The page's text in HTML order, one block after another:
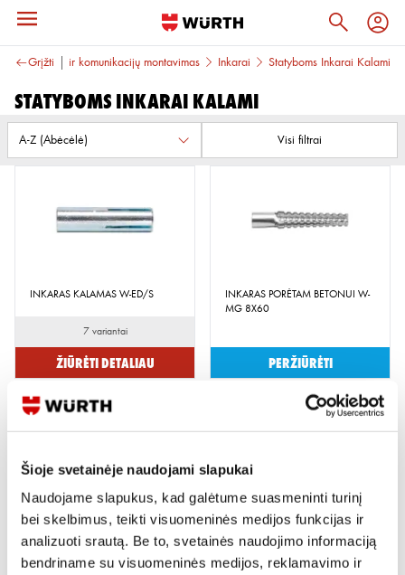
Šioje svetainėje naudojami slapukai
Naudojame slapukus, kad galėtume suasmeninti turinį
bei skelbimus, teikti visuomeninės medijos funkcijas ir
analizuoti srautą. Be to, svetainės naudojimo informaciją
bendriname su visuomeninės medijos, reklamavimo ir
Grįžti
Inkarai ir komunikacijų montavimas Inkarai Statyboms Inkarai Kalami
Statyboms Inkarai Kalami
Visi filtrai
INKARAS KALAMAS W-ED/S
7 variantai
Žiūrėti detaliau
INKARAS PORĖTAM BETONUI W-
MG 8X60
Peržiūrėti
INKARAS KALAMAS SU VINIES
GALVUTE W-NA-K CINKO DANGA
VINIES TIPO INKARAS KALAMAS
W-DN CINKUOTAS